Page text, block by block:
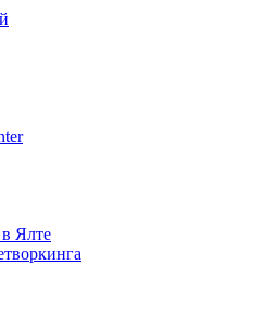
Ялте